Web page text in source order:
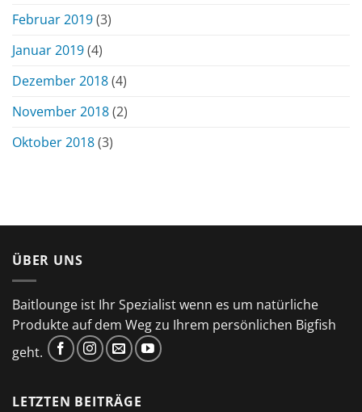
Februar 2019(3)
Januar 2019(4)
Dezember 2018(4)
November 2018(2)
Oktober 2018(3)
ÜBER UNS
Baitlounge ist Ihr Spezialist wenn es um natürliche
Produkte auf dem Weg zu Ihrem persönlichen Bigfish
geht.
LETZTEN BEITRÄGE